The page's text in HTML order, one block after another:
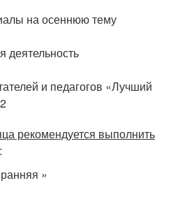
на осеннюю тему
деятельность
и педагогов «Лучший
рекомендуется выполнить
:
»